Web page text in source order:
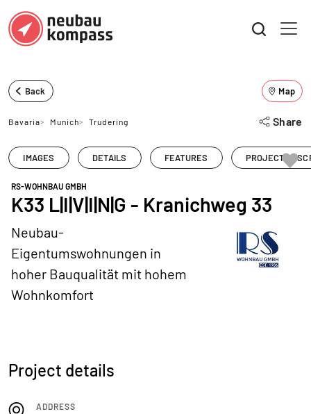
Back Map
Bavaria> Munich> Trudering Share
IMAGES DETAILS FEATURES PROJECT
RS-WOHNBAU GMBH
K33 L|I|V|I|N|G - Kranichweg 33
Neubau-
Eigentumswohnungen in
hoher Bauqualität mit hohem
Wohnkomfort
Project details
ADDRESS